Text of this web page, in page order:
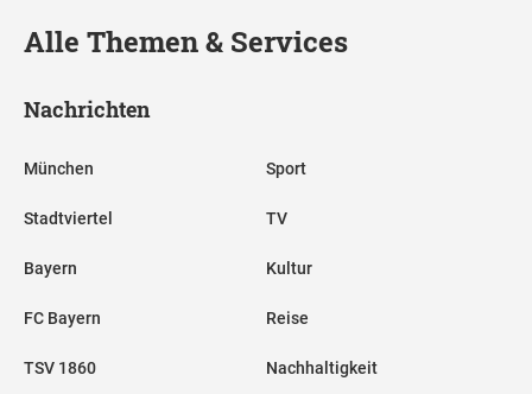
Alle Themen & Services
Nachrichten
München
Stadtviertel
Bayern
FC Bayern
TSV 1860
Sport
TV
Kultur
Reise
Nachhaltigkeit